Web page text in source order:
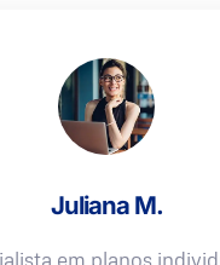
Juliana M.
em planos